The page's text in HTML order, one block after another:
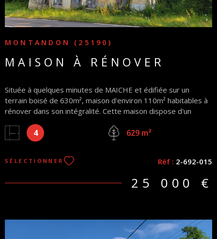
MONTANDON (25190)
MAISON À RÉNOVER
Située à quelques minutes de MAICHE et édifiée sur un
terrain boisé de 630m², maison d'environ 110m² habitables à
rénover dans son intégralité. Cette maison dispose d'un
d'assainissement et arrivée d'eau générale à prévoir.
Honoraires charge vendeur (la superficie habitable
ne constitue pas une garantie contractuelle opposable à
4 629 m²
SÉLECTIONNER Réf : 2-692-015
25 000 €